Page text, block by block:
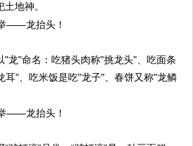
地神。
"龙"命名：吃猪头肉称"挑龙头"、吃面条
耳"、吃米饭是吃"龙子"、春饼又称"龙鳞